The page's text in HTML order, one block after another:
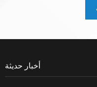
أخبار حديثة